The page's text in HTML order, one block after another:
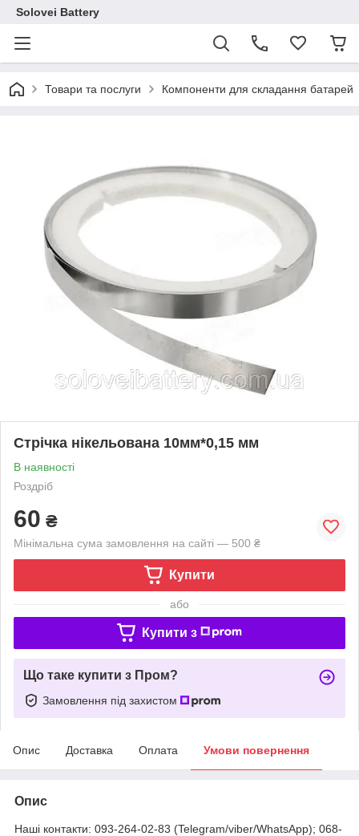
Solovei Battery
Товари та послуги Компоненти для складання батарей
Стрічка нікельована 10мм*0,15 мм
В наявності
Роздріб
60 ₴
Мінімальна сума замовлення на сайті — 500 ₴
Купити
або
Купити з
Що таке купити з Пром?
Замовлення під захистом
Опис Доставка Оплата Умови повернення
Опис
Наші контакти: 093-264-02-83 (Telegram/viber/WhatsApp); 068-